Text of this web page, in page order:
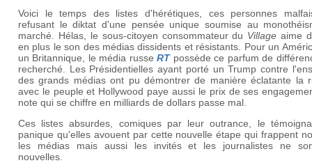
Voici le temps des listes d'hérétiques, ces personnes
refusant le diktat d'une pensée unique soumise au
marché. Hélas, le sous-citoyen consommateur du Village aime
en plus le son des médias dissidents et résistants. Pour un
un Britannique, le média russeRTpossède ce parfum de
recherché. Les Présidentielles ayant porté un Trump contre
des grands médias ont pu démontrer de manière éclatante la
avec le peuple et Hollywood paye aussi le prix de ses
note qui se chiffre en milliards de dollars passe mal.
Ces listes absurdes, comiques par leur outrance, le
panique qu'elles avouent par cette nouvelle étape qui frappent
les médias mais aussi les invités et les journalistes ne
nouvelles.